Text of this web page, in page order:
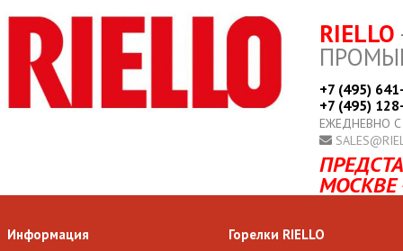
RIELLO
+7 (495)
+7 (495)
ЕЖЕДНЕВНО
МОСКВЕ
Информация
Горелки RIELLO